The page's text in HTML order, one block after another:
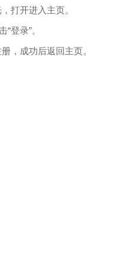
打开进入主页。
登录”。
，成功后返回主页。